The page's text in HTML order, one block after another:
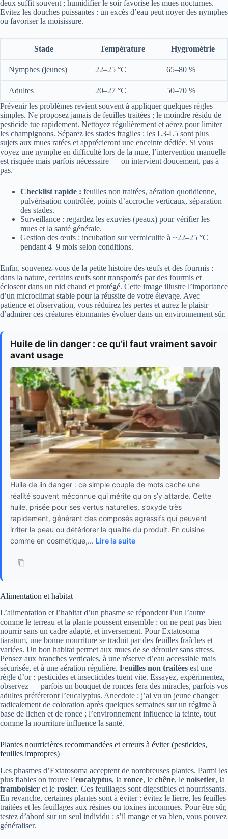
deux suffit souvent ; humidifier le soir favorise les mues nocturnes.
Evitez les douches puissantes : un excès d’eau peut noyer des nymphes
ou favoriser la moisissure.
Stade Température Hygrométrie
Nymphes (jeunes) 22–25 °C 65–80 %
Adultes 20–27 °C
50–70 %
Prévenir les problèmes revient souvent à appliquer quelques règles
simples. Ne proposez jamais de feuilles traitées ; le moindre résidu de
pesticide tue rapidement. Nettoyez régulièrement et aérez pour limiter
les champignons. Séparez les stades fragiles : les L3‑L5 sont plus
sujets aux mues ratées et apprécieront une enceinte dédiée. Si vous
voyez une nymphe en difficulté lors de la mue, l’intervention manuelle
est risquée mais parfois nécessaire — on intervient doucement, pas à
pas.
Checklist rapide : feuilles non traitées, aération quotidienne,
pulvérisation contrôlée, points d’accroche verticaux, séparation
des stades.
Surveillance : regardez les exuvies (peaux) pour vérifier les
mues et la santé générale.
Gestion des œufs : incubation sur vermiculite à ~22–25 °C
pendant 4–9 mois selon conditions.
Enfin, souvenez‑vous de la petite histoire des œufs et des fourmis :
dans la nature, certains œufs sont transportés par des fourmis et
éclosent dans un nid chaud et protégé. Cette image illustre l’importance
d’un microclimat stable pour la réussite de votre élevage. Avec
patience et observation, vous réduirez les pertes et aurez le plaisir
d’admirer ces créatures étonnantes évoluer dans un environnement sûr.
Huile de lin danger : ce qu’il faut vraiment savoir
avant usage
Huile de lin danger : ce simple couple de mots cache une
réalité souvent méconnue qui mérite qu'on s’y attarde. Cette
huile, prisée pour ses vertus naturelles, s’oxyde très
rapidement, générant des composés agressifs qui peuvent
irriter la peau ou détériorer la qualité du produit. En cuisine
comme en cosmétique,... Lire la suite
Alimentation et habitat
L’alimentation et l’habitat d’un phasme se répondent l’un l’autre
comme le terreau et la plante poussent ensemble : on ne peut pas bien
nourrir sans un cadre adapté, et inversement. Pour Extatosoma
tiaratum, une bonne nourriture se traduit par des feuilles fraîches et
variées. Un bon habitat permet aux mues de se dérouler sans stress.
Pensez aux branches verticales, à une réserve d’eau accessible mais
sécurisée, et à une aération régulière. Feuilles non traitées est une
règle d’or : pesticides et insecticides tuent vite. Essayez, expérimentez,
observez — parfois un bouquet de ronces fera des miracles, parfois vos
adultes préféreront l’eucalyptus. Anecdote : j’ai vu un jeune changer
radicalement de coloration après quelques semaines sur un régime à
base de lichen et de ronce ; l’environnement influence la teinte, tout
comme la nourriture influence la santé.
Plantes nourricières recommandées et erreurs à éviter (pesticides,
feuilles impropres)
Les phasmes d’Extatosoma acceptent de nombreuses plantes. Parmi les
plus fiables on trouve l’eucalyptus, la ronce, le chêne, le noisetier, la
framboisier et le rosier. Ces feuillages sont digestibles et nourrissants.
En revanche, certaines plantes sont à éviter : évitez le lierre, les feuilles
traitées et les feuillages aux résines ou toxines inconnues. Pour être sûr,
testez d’abord sur un seul individu : s’il mange et va bien, vous pouvez
généraliser.